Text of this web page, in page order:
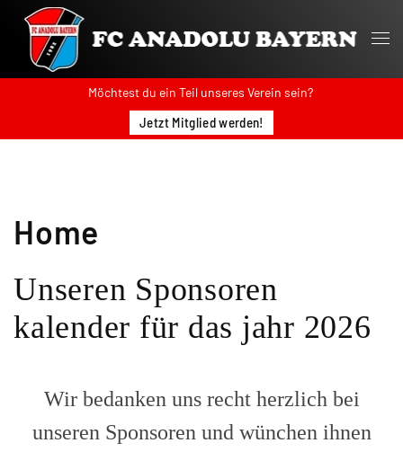
Möchtest du ein Teil unseres Verein sein?
Jetzt Mitglied werden!
Home
Unseren Sponsoren
kalender für das jahr 2026
Wir bedanken uns recht herzlich bei
unseren Sponsoren und wünchen ihnen